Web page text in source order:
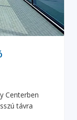
Centerben
távra